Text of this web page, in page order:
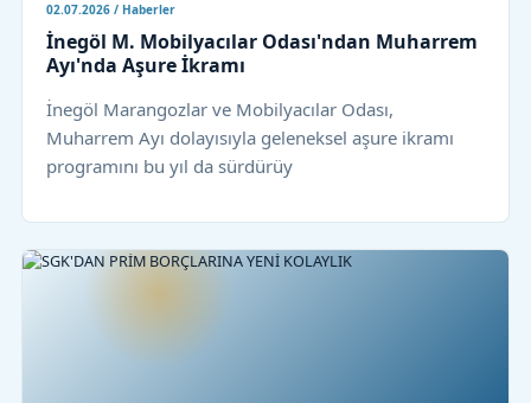
02.07.2026 / Haberler
İnegöl M. Mobilyacılar Odası'ndan Muharrem
Ayı'nda Aşure İkramı
İnegöl Marangozlar ve Mobilyacılar Odası,
Muharrem Ayı dolayısıyla geleneksel aşure ikramı
programını bu yıl da sürdürüy